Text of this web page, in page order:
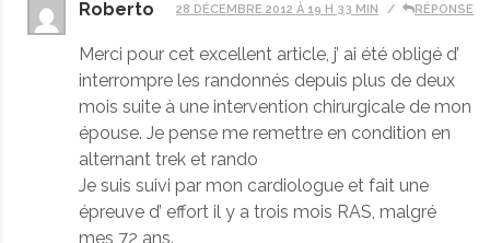
Roberto 28 DÉCEMBRE 2012 À 19 H 33 MIN RÉPONSE
Merci pour cet excellent article, j’ ai été obligé d’
interrompre les randonnés depuis plus de deux
mois suite à une intervention chirurgicale de mon
épouse. Je pense me remettre en condition en
alternant trek et rando
Je suis suivi par mon cardiologue et fait une
épreuve d’ effort il y a trois mois RAS, malgré
mes 72 ans.